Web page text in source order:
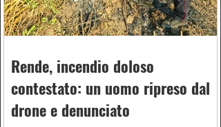
Rende, incendio doloso
contestato: un uomo ripreso dal
drone e denunciato